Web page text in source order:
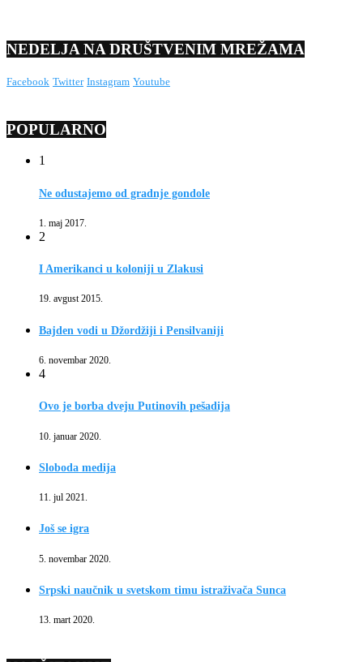
NEDELJA NA DRUŠTVENIM MREŽAMA
Facebook Twitter Instagram Youtube
POPULARNO
1
Ne odustajemo od gradnje gondole
1. maj 2017.
2
I Amerikanci u koloniji u Zlakusi
19. avgust 2015.
Bajden vodi u Džordžiji i Pensilvaniji
6. novembar 2020.
4
Ovo je borba dveju Putinovih pešadija
10. januar 2020.
Sloboda medija
11. jul 2021.
Još se igra
5. novembar 2020.
Srpski naučnik u svetskom timu istraživača Sunca
13. mart 2020.